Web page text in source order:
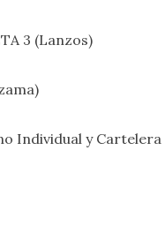
3 (Lanzos)
Individual y Cartelera